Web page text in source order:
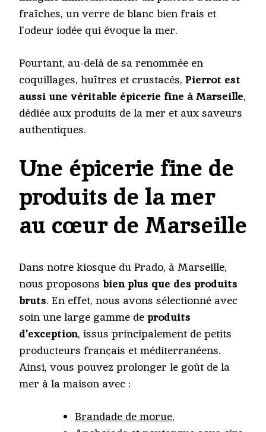
fraîches, un verre de blanc bien frais et
l’odeur iodée qui évoque la mer.
Pourtant, au-delà de sa renommée en
coquillages, huîtres et crustacés, Pierrot est
aussi une véritable épicerie fine à Marseille,
dédiée aux produits de la mer et aux saveurs
authentiques.
Une épicerie fine de
produits de la mer
au cœur de Marseille
Dans notre kiosque du Prado, à Marseille,
nous proposons bien plus que des produits
bruts. En effet, nous avons sélectionné avec
soin une large gamme de produits
d’exception, issus principalement de petits
producteurs français et méditerranéens.
Ainsi, vous pouvez prolonger le goût de la
mer à la maison avec :
Brandade de morue,